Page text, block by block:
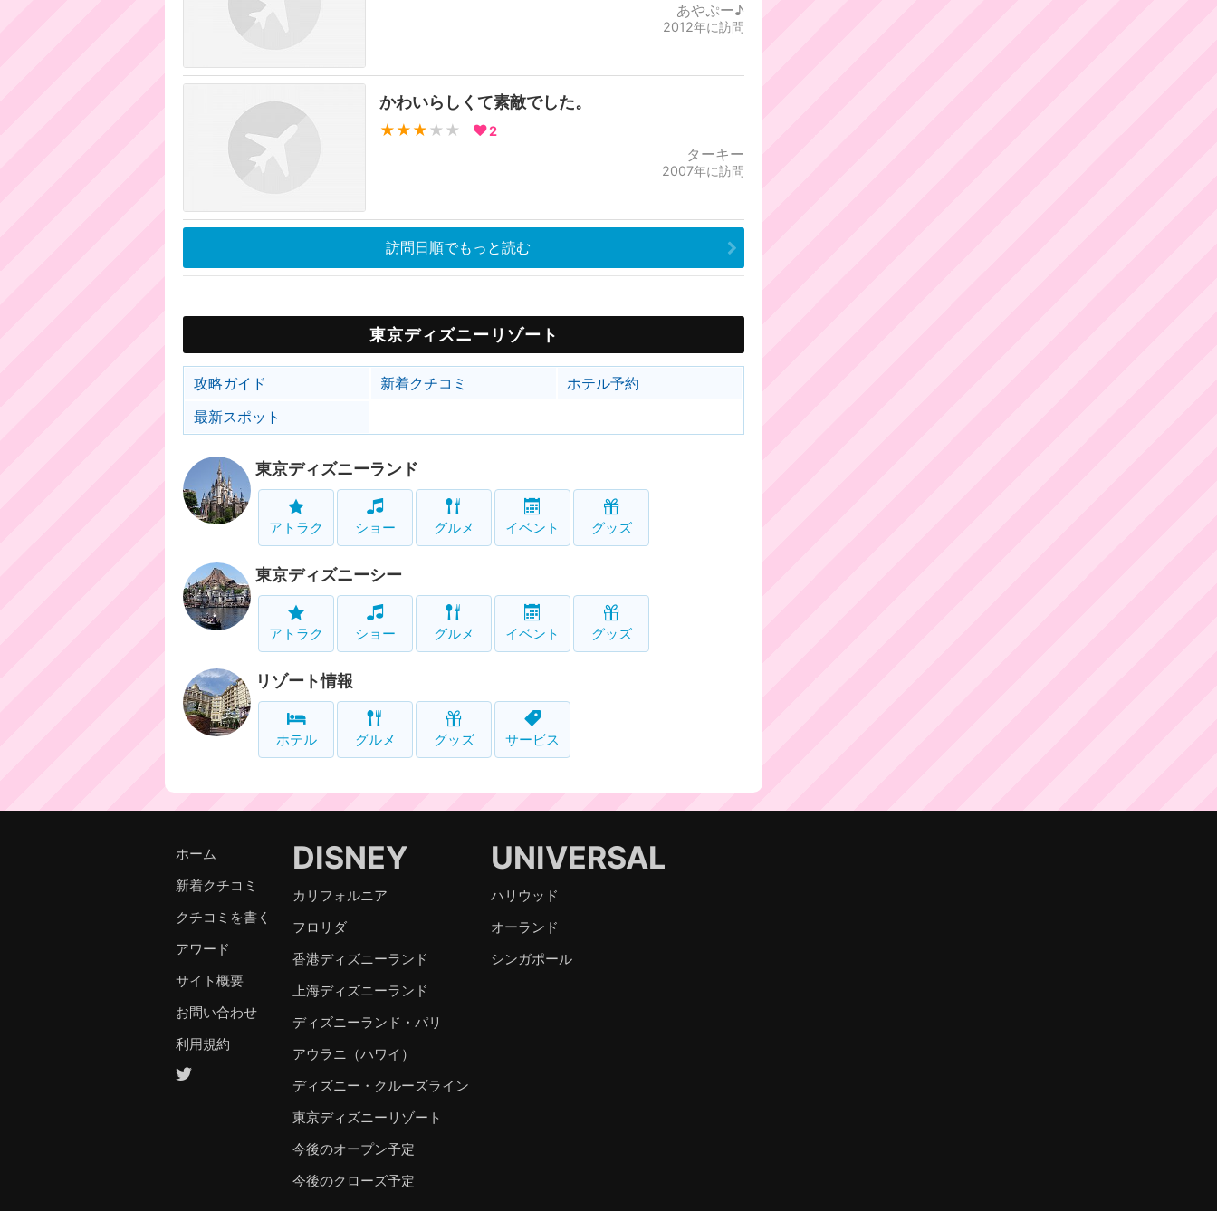
あやぷー♪
2012年に訪問
かわいらしくて素敵でした。
★★★ ★★ 2
ターキー
2007年に訪問
訪問日順でもっと読む
東京ディズニーリゾート
攻略ガイド 新着クチコミ
ホテル予約
最新スポット
東京ディズニーランド
アトラク ショー グルメ イベント グッズ
東京ディズニーシー
アトラク ショー グルメ イベント グッズ
リゾート情報
ホテル グルメ グッズ サービス
ホーム
新着クチコミ
クチコミを書く
アワード
サイト概要
お問い合わせ
利用規約
DISNEY
カリフォルニア
フロリダ
香港ディズニーランド
上海ディズニーランド
ディズニーランド・パリ
アウラニ（ハワイ）
ディズニー・クルーズライン
東京ディズニーリゾート
今後のオープン予定
今後のクローズ予定
UNIVERSAL
ハリウッド
オーランド
シンガポール